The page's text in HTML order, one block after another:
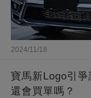
2024/11/18
寶馬新Logo引
還會買單嗎？